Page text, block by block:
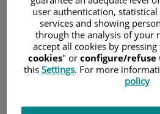
HOSPITAL UNIVERSITARIO FUNDACIÓN
user authentication,
services and showing
through the analysis of your
accept all cookies by
cookies" or configure/refuse
this Settings. For more
policy